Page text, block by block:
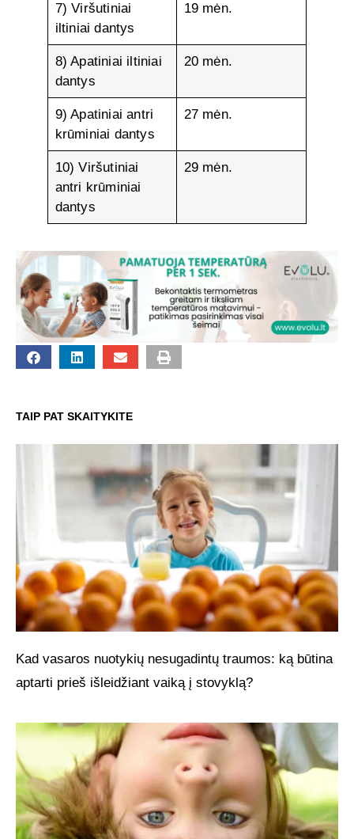
7) Viršutiniai
iltiniai dantys
19 mėn.
8) Apatiniai iltiniai
dantys
20 mėn.
9) Apatiniai antri
krūminiai dantys
27 mėn.
10) Viršutiniai
antri krūminiai
dantys
29 mėn.
TAIP PAT SKAITYKITE
Kad vasaros nuotykių nesugadintų traumos: ką būtina
aptarti prieš išleidžiant vaiką į stovyklą?